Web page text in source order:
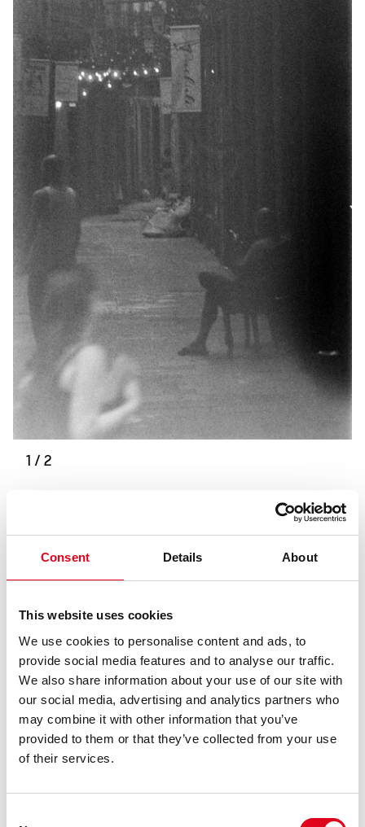
Consent Details About
This website uses cookies
We use cookies to personalise content and ads, to
provide social media features and to analyse our traffic.
We also share information about your use of our site with
our social media, advertising and analytics partners who
may combine it with other information that you’ve
provided to them or that they’ve collected from your use
of their services.
Per a tots els públics
Horaris d’obertura al públic:
– de dimecres a dissabte, d’11 a 20h
– diumenge, d’11 a 18h
Ubicació: Espai Ç
ENTRADA LLIURE
/ 2